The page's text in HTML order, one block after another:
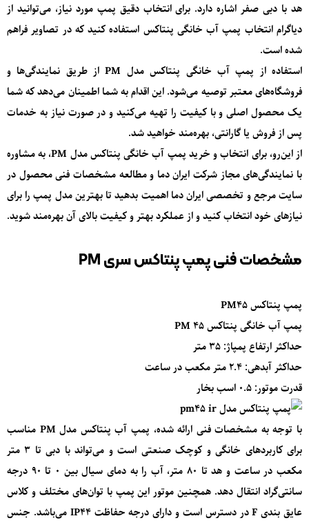
هد با دبی صفر اشاره دارد. برای انتخاب دقیق پمپ مورد نیاز، می‌توانید از
دیاگرام انتخاب پمپ آب خانگی پنتاکس استفاده کنید که در تصاویر فراهم
شده است.
استفاده از پمپ آب خانگی پنتاکس مدل PM از طریق نمایندگی‌ها و
فروشگاه‌های معتبر توصیه می‌شود. این اقدام به شما اطمینان می‌دهد که شما
یک محصول اصلی و با کیفیت را تهیه می‌کنید و در صورت نیاز به خدمات
پس از فروش یا گارانتی، بهره‌مند خواهید شد.
از این‌رو، برای انتخاب و خرید پمپ آب خانگی پنتاکس مدل PM، به مشاوره
با نمایندگی‌های مجاز شرکت ایران دما و مطالعه مشخصات فنی محصول در
سایت مرجع و تخصصی ایران دما اهمیت بدهید تا بهترین مدل پمپ را برای
نیازهای خود انتخاب کنید و از عملکرد بهتر و کیفیت بالای آن بهره‌مند شوید.
مشخصات فنی پمپ پنتاکس سریPM
پمپ پنتاکس
پمپ آب خانگی پنتاکس PM 45
حداکثر ارتفاع پمپاژ: 35 متر
حداکثر آبدهی: 2.4 متر مکعب در ساعت
قدرت موتور: 0.5 اسب بخار
با توجه به مشخصات فنی ارائه شده، پمپ آب پنتاکس مدل PM مناسب
برای کاربردهای خانگی و کوچک صنعتی است و می‌تواند با دبی تا 3 متر
مکعب در ساعت و هد تا 80 متر، آب را به دمای سیال بین 0 تا 90 درجه
سانتی‌گراد انتقال دهد. همچنین موتور این پمپ با توان‌های مختلف و کلاس
عایق بندی F در دسترس است و دارای درجه حفاظت IP44 می‌باشد. جنس